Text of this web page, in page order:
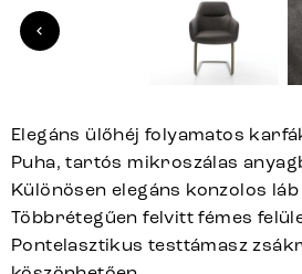
Elegáns ülőhéj folyamatos
Puha, tartós mikroszálas
Különösen elegáns konzolos
Többrétegűen felvitt fémes
Pontelasztikus testtámasz